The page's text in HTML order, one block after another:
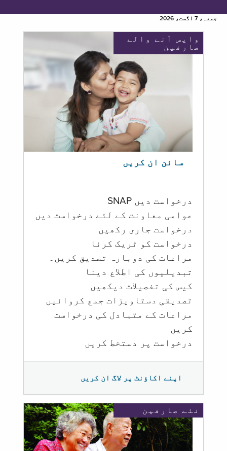
جمعہ، 7 اگست، 2026
واپس آنے والے
صارفین
سائن ان کریں
درخواست دیں SNAP
عوامی معاونت کے لئے درخواست دیں
درخواست جاری رکھیں
درخواست کو ٹریک کرنا
مراعات کی دوبارہ تصدیق کریں۔
تبدیلیوں کی اطلاع دینا
کیس کی تفصیلات دیکھیں
تصدیقی دستاویزات جمع کروائیں
مراعات کے متبادل کی درخواست
کریں
درخواست پر دستخط کریں
اپنے اکاؤنٹ پر لاگ ان کریں
نئے صارفین